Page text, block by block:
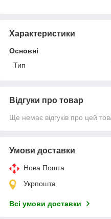
Характеристики
Основні
Тип
Відгуки про товар
Ще немає відгуків про цей
Умови доставки
Нова Пошта
Укрпошта
Всі умови доставки